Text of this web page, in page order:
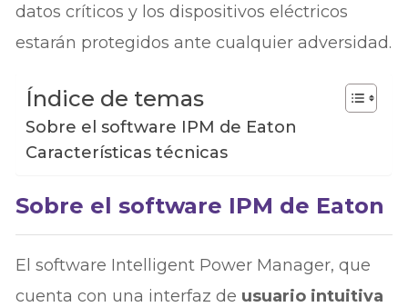
datos críticos y los dispositivos eléctricos
estarán protegidos ante cualquier adversidad.
Índice de temas
Sobre el software IPM de Eaton
Características técnicas
Sobre el software IPM de Eaton
El software Intelligent Power Manager, que
cuenta con una interfaz de usuario intuitiva